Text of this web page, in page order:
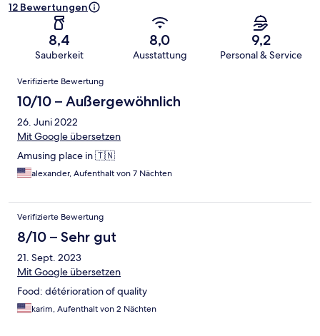
12 Bewertungen
8,4
Sauberkeit
8,0
Ausstattung
9,2
Personal & Service
Bewertungen
Verifizierte Bewertung
10/10 – Außergewöhnlich
26. Juni 2022
Mit Google übersetzen
Amusing place in 🇹🇳
alexander, Aufenthalt von 7 Nächten
Verifizierte Bewertung
8/10 – Sehr gut
21. Sept. 2023
Mit Google übersetzen
Food: détérioration of quality
karim, Aufenthalt von 2 Nächten